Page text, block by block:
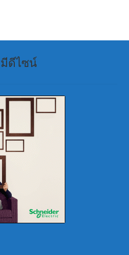
มีดีไซน์